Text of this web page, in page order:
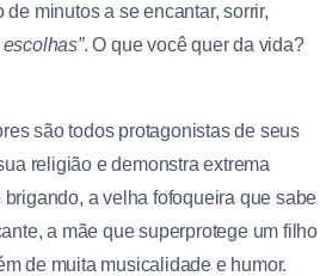
minutos a se encantar, sorrir,
. O que você quer da vida?
são todos protagonistas de seus
religião e demonstra extrema
a velha fofoqueira que sabe
a mãe que superprotege um filho
de muita musicalidade e humor.